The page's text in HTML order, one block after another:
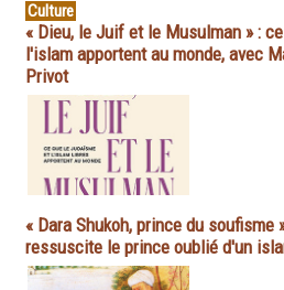
Culture
« Dieu, le Juif et le Musulman » :
l'islam apportent au monde, avec
Privot
« Dara Shukoh, prince du soufisme
ressuscite le prince oublié d'un